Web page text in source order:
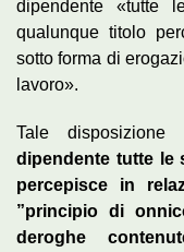
dipendente «tutte
qualunque titolo
sotto forma di
lavoro».
Tale disposizione
dipendente tutte le
percepisce in
”principio di
deroghe